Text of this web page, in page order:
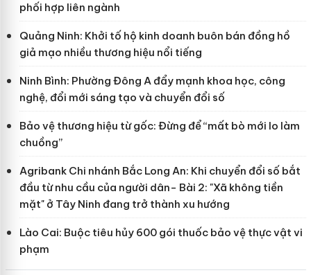
phối hợp liên ngành
Quảng Ninh: Khởi tố hộ kinh doanh buôn bán đồng hồ
giả mạo nhiều thương hiệu nổi tiếng
Ninh Bình: Phường Đông A đẩy mạnh khoa học, công
nghệ, đổi mới sáng tạo và chuyển đổi số
Bảo vệ thương hiệu từ gốc: Đừng để “mất bò mới lo làm
chuồng”
Agribank Chi nhánh Bắc Long An: Khi chuyển đổi số bắt
đầu từ nhu cầu của người dân- Bài 2: "Xã không tiền
mặt" ở Tây Ninh đang trở thành xu hướng
Lào Cai: Buộc tiêu hủy 600 gói thuốc bảo vệ thực vật vi
phạm